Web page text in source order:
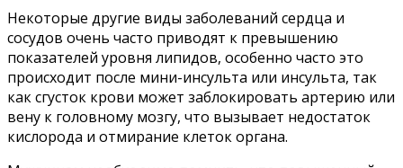
Некоторые другие виды заболеваний сердца и
сосудов очень часто приводят к превышению
показателей уровня липидов, особенно часто это
происходит после мини-инсульта или инсульта, так
как сгусток крови может заблокировать артерию или
вену к головному мозгу, что вызывает недостаток
кислорода и отмирание клеток органа.